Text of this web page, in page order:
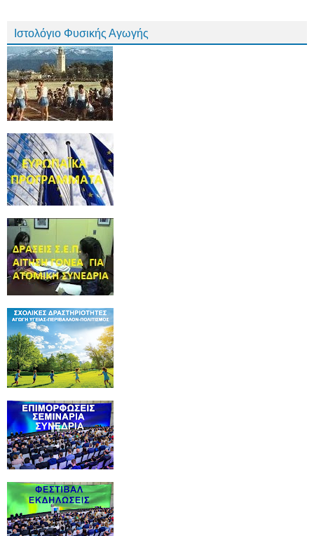
Ιστολόγιο Φυσικής Αγωγής